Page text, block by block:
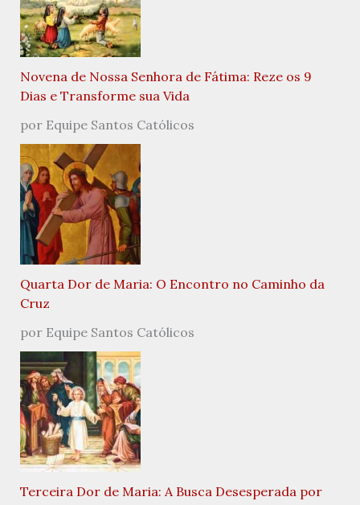
Novena de Nossa Senhora de Fátima: Reze os 9
Dias e Transforme sua Vida
por Equipe Santos Católicos
Quarta Dor de Maria: O Encontro no Caminho da
Cruz
por Equipe Santos Católicos
Terceira Dor de Maria: A Busca Desesperada por